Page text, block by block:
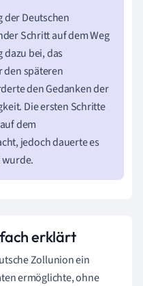
der Deutschen
Schritt auf dem Weg
dazu bei, das
späteren
den Gedanken der
Die ersten Schritte
dem
jedoch dauerte es
wurde.
erklärt
Zollunion ein
ermöglichte, ohne